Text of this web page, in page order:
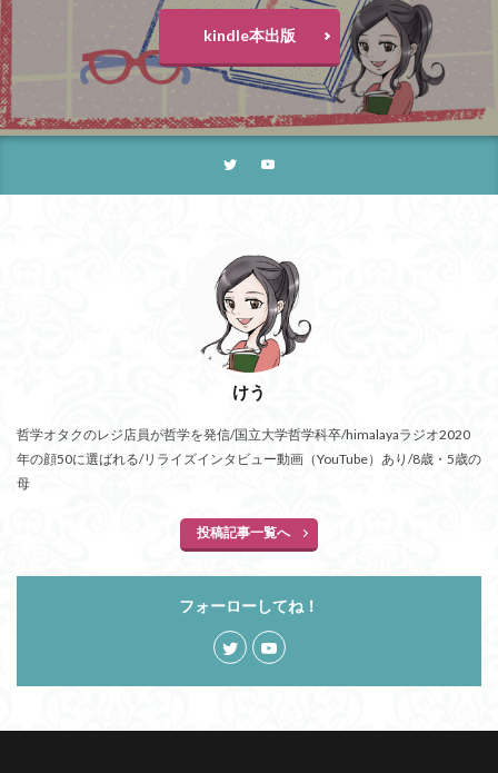
kindle本出版
けう
哲学オタクのレジ店員が哲学を発信/国立大学哲学科卒/himalayaラジオ2020
年の顔50に選ばれる/リライズインタビュー動画（YouTube）あり/8歳・5歳の
母
投稿記事一覧へ
フォーローしてね！